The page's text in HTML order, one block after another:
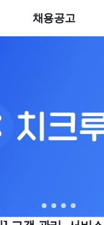
채용공고